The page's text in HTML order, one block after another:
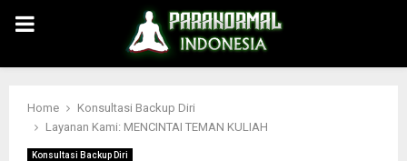
PRIMARY
MENU
Home
Konsultasi Backup Diri
Layanan Kami: MENCINTAI TEMAN KULIAH
Konsultasi Backup Diri